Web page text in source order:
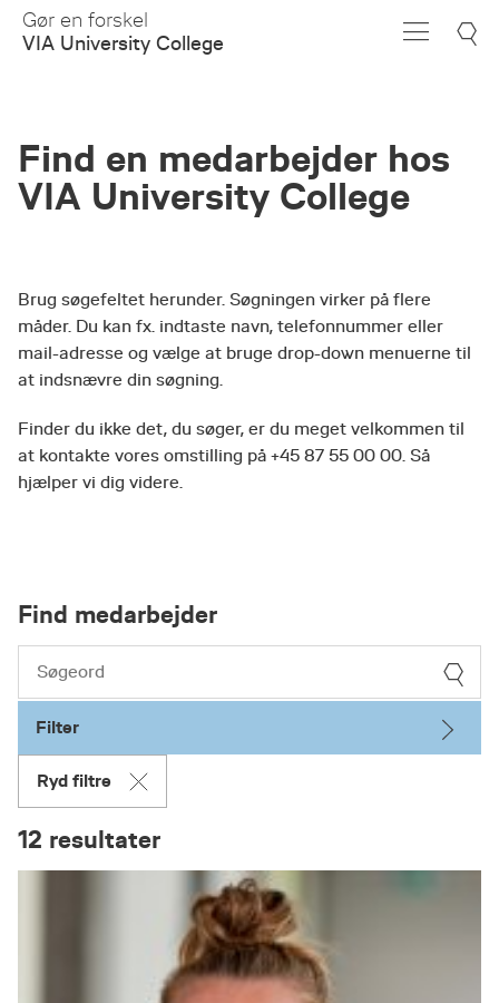
Skip
Main
Gør en forskel
VIA University College
Find en medarbejder hos
VIA University College
Brug søgefeltet herunder. Søgningen virker på flere
måder. Du kan fx. indtaste navn, telefonnummer eller
mail-adresse og vælge at bruge drop-down menuerne til
at indsnævre din søgning.
Finder du ikke det, du søger, er du meget velkommen til
at kontakte vores omstilling på +45 87 55 00 00. Så
hjælper vi dig videre.
Find medarbejder
Filter
Ryd filtre
12 resultater